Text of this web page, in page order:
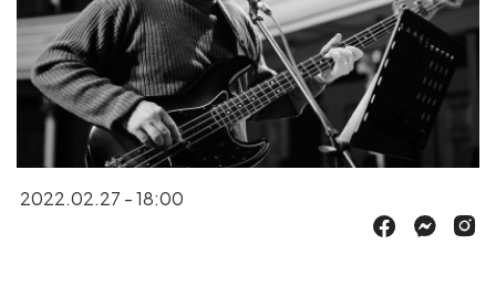
2022.02.27 - 18:00